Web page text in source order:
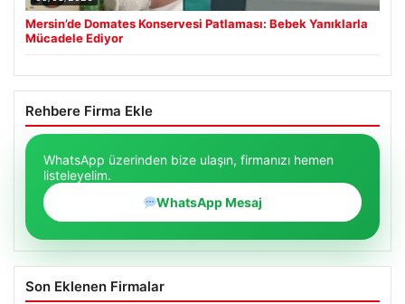
Mersin’de Domates Konservesi Patlaması: Bebek Yanıklarla
Mücadele Ediyor
Rehbere Firma Ekle
WhatsApp üzerinden bize ulaşın, firmanızı hemen
listeleyelim.
WhatsApp Mesaj
Son Eklenen Firmalar